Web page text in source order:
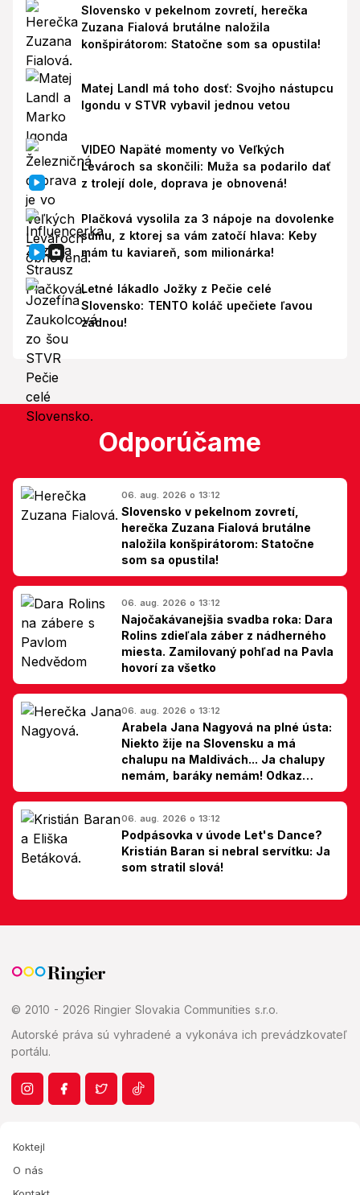
Slovensko v pekelnom zovretí, herečka
Zuzana Fialová brutálne naložila
konšpirátorom: Statočne som sa opustila!
Matej Landl má toho dosť: Svojho nástupcu
Igondu v STVR vybavil jednou vetou
VIDEO Napäté momenty vo Veľkých
Levároch sa skončili: Muža sa podarilo dať
z trolejí dole, doprava je obnovená!
Plačková vysolila za 3 nápoje na dovolenke
sumu, z ktorej sa vám zatočí hlava: Keby
mám tu kaviareň, som milionárka!
Letné lákadlo Jožky z Pečie celé
Slovensko: TENTO koláč upečiete ľavou
zadnou!
Odporúčame
06. aug. 2026 o 13:12
Slovensko v pekelnom zovretí,
herečka Zuzana Fialová brutálne
naložila konšpirátorom: Statočne
som sa opustila!
06. aug. 2026 o 13:12
Najočakávanejšia svadba roka: Dara
Rolins zdieľala záber z nádherného
miesta. Zamilovaný pohľad na Pavla
hovorí za všetko
06. aug. 2026 o 13:12
Arabela Jana Nagyová na plné ústa:
Niekto žije na Slovensku a má
chalupu na Maldivách... Ja chalupy
nemám, baráky nemám! Odkaz
Slovákom
06. aug. 2026 o 13:12
Podpásovka v úvode Let's Dance?
Kristián Baran si nebral servítku: Ja
som stratil slová!
© 2010 - 2026 Ringier Slovakia Communities s.r.o.
Autorské práva sú vyhradené a vykonáva ich prevádzkovateľ
portálu.
Koktejl
O nás